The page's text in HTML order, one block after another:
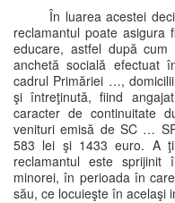
În luarea acestei
reclamantul poate asigura
educare, astfel după
anchetă socială efectuat
cadrul Primăriei …,
şi întreţinută, fiind
caracter de continuitate
venituri emisă de SC …
583 lei şi 1433 euro. A
reclamantul este sprijinit
minorei, în perioada în
său, ce locuieşte în acelaşi